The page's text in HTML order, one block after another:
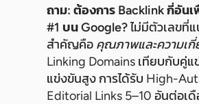
ถาม: ต้องการ Backlink กี่อัน
#1 บน Google?ไม่มีตัวเลขที่
สำคัญคือ คุณภาพและความเกี่
Linking Domains เทียบกับคู่แ
แข่งขันสูง การได้รับ High-
Editorial Links 5–10 อันต่อเ